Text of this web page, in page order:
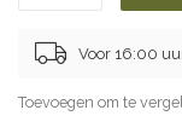
Voor 16:00
Toevoegen om te